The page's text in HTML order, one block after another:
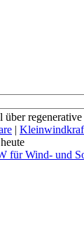
|
für Wind- und